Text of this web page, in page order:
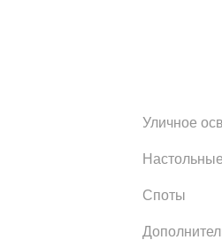
Уличное
Споты